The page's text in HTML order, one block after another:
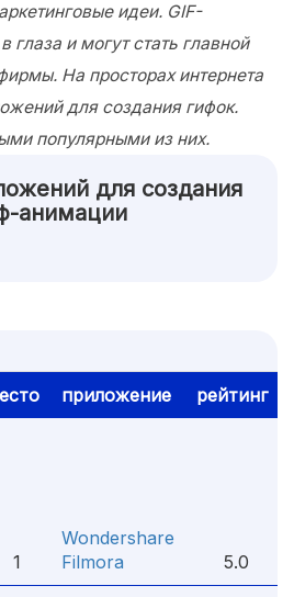
идеи. GIF-
глаза и могут стать главной
На просторах интернета
для создания гифок.
популярными из них.
для создания
анимации
приложение рейтинг
Wondershare
Filmora
5.0